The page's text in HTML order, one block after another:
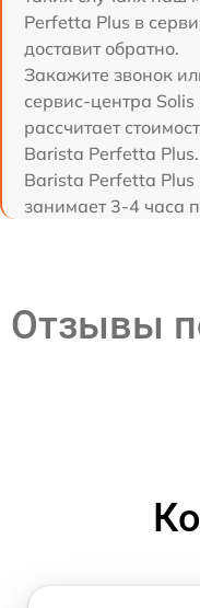
Perfetta Plus в
доставит обратно.
Закажите звонок
сервис-центра
рассчитает
Barista Perfetta
Barista Perfetta Plus
занимает 3-4 часа
Отзывы